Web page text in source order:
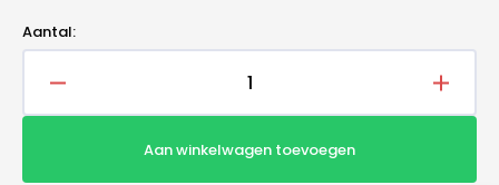
Aantal:
Aantal
verlagen
Aantal
Aan winkelwagen toevoegen